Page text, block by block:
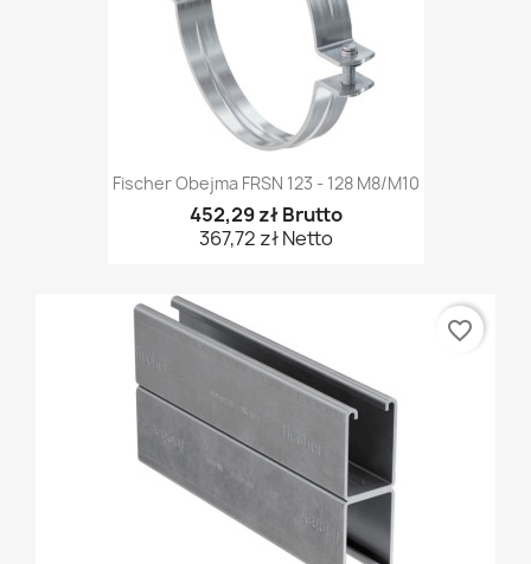
Fischer Obejma FRSN 123 - 128 M8/M10
452,29 zł Brutto
367,72 zł Netto
favorite_border